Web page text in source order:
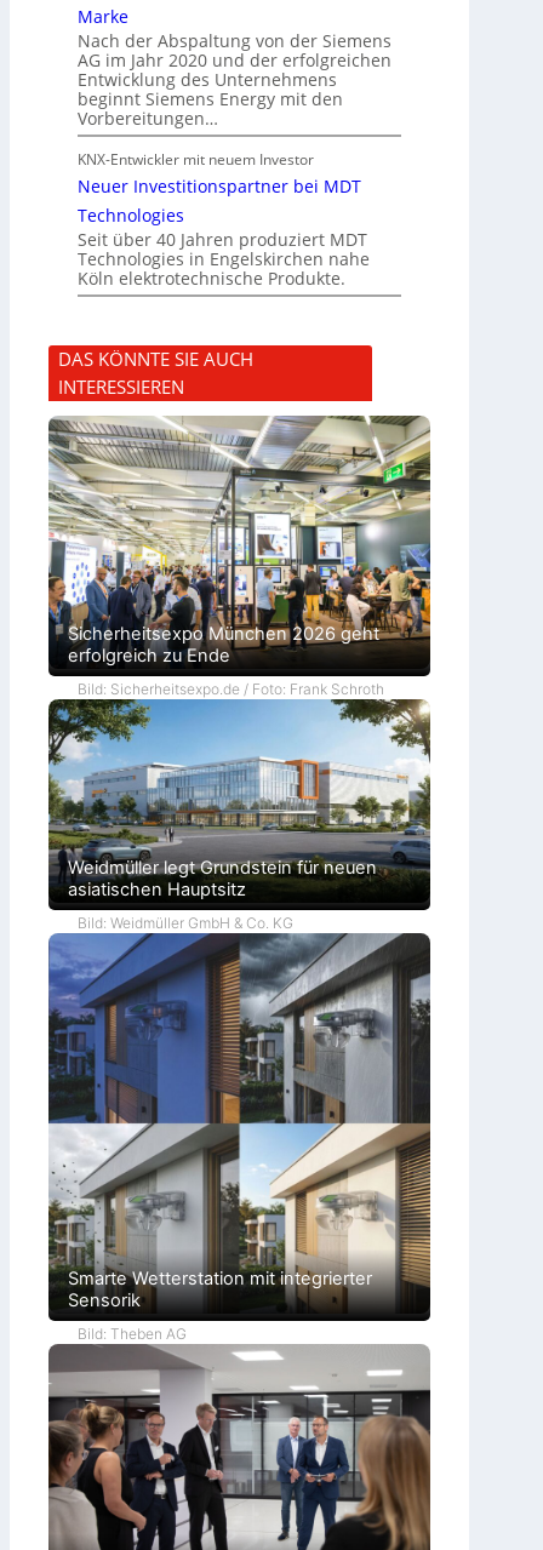
Marke
Nach der Abspaltung von der Siemens
AG im Jahr 2020 und der erfolgreichen
Entwicklung des Unternehmens
beginnt Siemens Energy mit den
Vorbereitungen…
KNX-Entwickler mit neuem Investor
Neuer Investitionspartner bei MDT
Technologies
Seit über 40 Jahren produziert MDT
Technologies in Engelskirchen nahe
Köln elektrotechnische Produkte.
DAS KÖNNTE SIE AUCH
INTERESSIEREN
Sicherheitsexpo München 2026 geht
erfolgreich zu Ende
Bild: Sicherheitsexpo.de / Foto: Frank Schroth
Weidmüller legt Grundstein für neuen
asiatischen Hauptsitz
Bild: Weidmüller GmbH & Co. KG
Smarte Wetterstation mit integrierter
Sensorik
Bild: Theben AG